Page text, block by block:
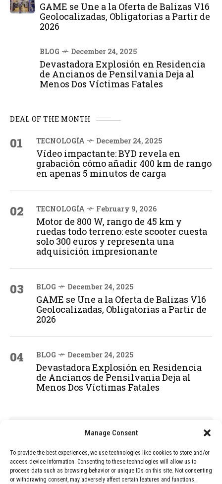
Manage Consent
To provide the best experiences, we use technologies like cookies to store and/or
access device information. Consenting to these technologies will allow us to
process data such as browsing behavior or unique IDs on this site. Not consenting
or withdrawing consent, may adversely affect certain features and functions.
GAME se Une a la Oferta de Balizas V16
Geolocalizadas, Obligatorias a Partir de
2026
BLOG December 24, 2025
Devastadora Explosión en Residencia
de Ancianos de Pensilvania Deja al
Menos Dos Víctimas Fatales
DEAL OF THE MONTH
01 TECNOLOGÍA December 24, 2025
Vídeo impactante: BYD revela en
grabación cómo añadir 400 km de rango
en apenas 5 minutos de carga
02 TECNOLOGÍA February 9, 2026
Motor de 800 W, rango de 45 km y
ruedas todo terreno: este scooter cuesta
solo 300 euros y representa una
adquisición impresionante
03 BLOG December 24, 2025
GAME se Une a la Oferta de Balizas V16
Geolocalizadas, Obligatorias a Partir de
2026
04 BLOG December 24, 2025
Devastadora Explosión en Residencia
de Ancianos de Pensilvania Deja al
Menos Dos Víctimas Fatales